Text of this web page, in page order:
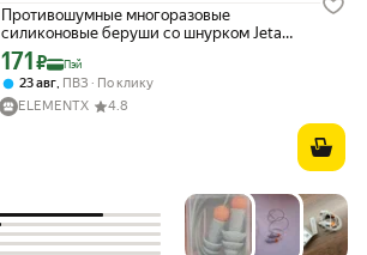
Противошумные многоразовые
силиконовые беруши со шнурком Jeta
Safety Sonido MAX в чехле JEM31
Цена с картой Яндекс Пэй 171 ₽ вместо
171₽ Пэй
23 авг, ПВЗ
По клику
ELEMENTX
4.8